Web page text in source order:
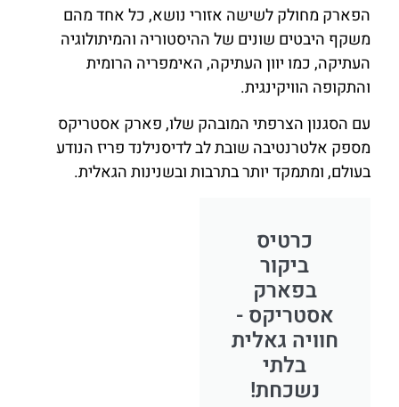
הפארק מחולק לשישה אזורי נושא, כל אחד מהם
משקף היבטים שונים של ההיסטוריה והמיתולוגיה
העתיקה, כמו יוון העתיקה, האימפריה הרומית
והתקופה הוויקינגית.
עם הסגנון הצרפתי המובהק שלו, פארק אסטריקס
מספק אלטרנטיבה שובת לב לדיסנילנד פריז הנודע
בעולם, ומתמקד יותר בתרבות ובשנינות הגאלית.
כרטיס
ביקור
בפארק
אסטריקס -
חוויה גאלית
בלתי
נשכחת!